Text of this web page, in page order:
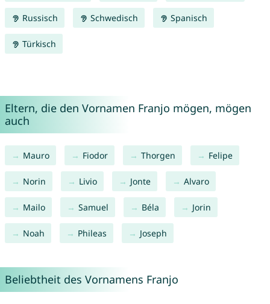
Russisch Schwedisch Spanisch
Türkisch
Eltern, die den Vornamen Franjo mögen, mögen
auch
Mauro Fiodor Thorgen Felipe
Norin Livio Jonte Alvaro
Mailo Samuel Béla Jorin
Noah Phileas Joseph
Beliebtheit des Vornamens Franjo